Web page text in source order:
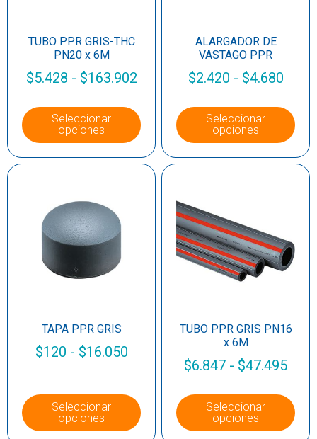
TUBO PPR GRIS-THC
PN20 x 6M
$5.428 - $163.902
Seleccionar
opciones
ALARGADOR DE
VASTAGO PPR
$2.420 - $4.680
Seleccionar
opciones
TAPA PPR GRIS
$120 - $16.050
Seleccionar
opciones
TUBO PPR GRIS PN16
x 6M
$6.847 - $47.495
Seleccionar
opciones